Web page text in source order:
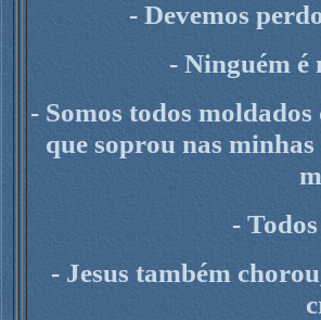
- Devemos
- Ninguém é
- Somos todos
que soprou nas
-
- Jesus também